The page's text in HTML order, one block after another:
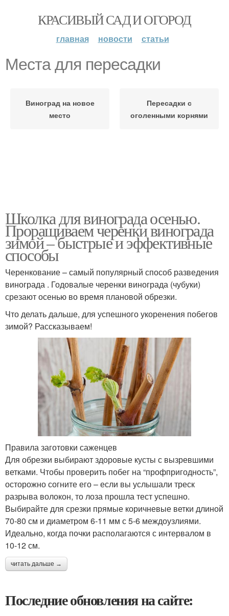
КРАСИВЫЙ САД И ОГОРОД
главная новости статьи
Места для пересадки
Виноград на новое
место
Пересадки с
оголенными корнями
Школка для винограда осенью.
Проращиваем черенки винограда
зимой – быстрые и эффективные
способы
Черенкование – самый популярный способ разведения
винограда . Годовалые черенки винограда (чубуки)
срезают осенью во время плановой обрезки.
Что делать дальше, для успешного укоренения побегов
зимой? Рассказываем!
Правила заготовки саженцев
Для обрезки выбирают здоровые кусты с вызревшими
ветками. Чтобы проверить побег на “профпригодность”,
осторожно согните его – если вы услышали треск
разрыва волокон, то лоза прошла тест успешно.
Выбирайте для срезки прямые коричневые ветки длиной
70-80 см и диаметром 6-11 мм с 5-6 междоузлиями.
Идеально, когда почки располагаются с интервалом в
10-12 см.
читать дальше →
Последние обновления на сайте: